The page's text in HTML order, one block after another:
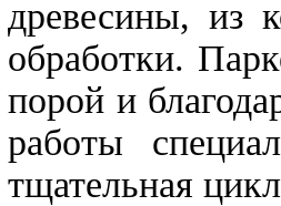
древесины, из
обработки.
порой и
работы
тщательная